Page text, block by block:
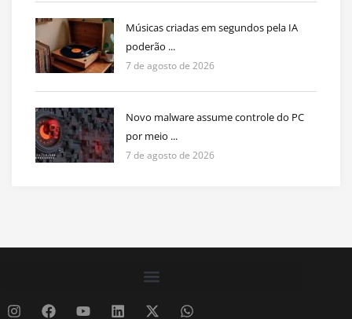
Músicas criadas em segundos pela IA
poderão ...
7 de agosto de 2026
Novo malware assume controle do PC
por meio ...
7 de agosto de 2026